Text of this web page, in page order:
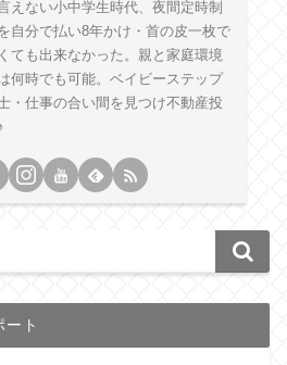
えない小中学生時代、夜間定時制
自分で払い8年かけ・首の皮一枚で
ても出来なかった。親と家庭環境
何時でも可能。ベイビーステップ
・仕事の合い間を見つけ不動産投
ート